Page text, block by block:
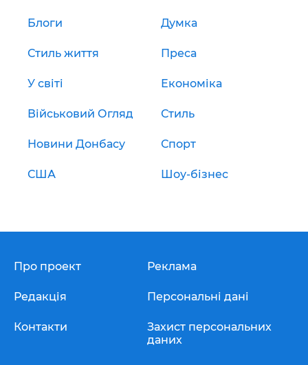
Блоги Думка
Стиль життя Преса
У світі Економіка
Військовий Огляд Стиль
Новини Донбасу Спорт
США Шоу-бізнес
Про проект
Редакція
Контакти
Реклама
Персональні дані
Захист персональних
даних